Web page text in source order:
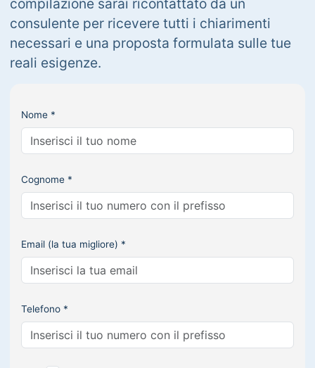
consulente per ricevere tutti i chiarimenti
necessari e una proposta formulata sulle tue
reali esigenze.
Nome *
Cognome *
Email (la tua migliore) *
Telefono *